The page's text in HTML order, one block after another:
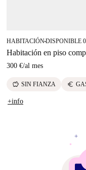
HABITACIÓN■DISPONIBLE
Habitación en piso
300 €/al mes
savings SIN FIANZA euro
+info